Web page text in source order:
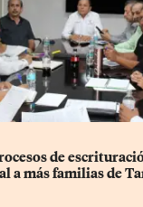
de
a más familias de